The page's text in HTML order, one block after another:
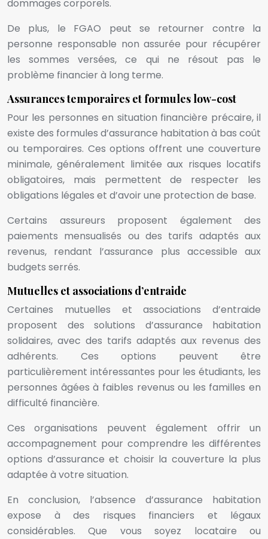
dommages corporels.
De plus, le FGAO peut se retourner contre la
personne responsable non assurée pour récupérer
les sommes versées, ce qui ne résout pas le
problème financier à long terme.
Assurances temporaires et formules low-cost
Pour les personnes en situation financière précaire, il
existe des formules d’assurance habitation à bas coût
ou temporaires. Ces options offrent une couverture
minimale, généralement limitée aux risques locatifs
obligatoires, mais permettent de respecter les
obligations légales et d’avoir une protection de base.
Certains assureurs proposent également des
paiements mensualisés ou des tarifs adaptés aux
revenus, rendant l’assurance plus accessible aux
budgets serrés.
Mutuelles et associations d’entraide
Certaines mutuelles et associations d’entraide
proposent des solutions d’assurance habitation
solidaires, avec des tarifs adaptés aux revenus des
adhérents. Ces options peuvent être
particulièrement intéressantes pour les étudiants, les
personnes âgées à faibles revenus ou les familles en
difficulté financière.
Ces organisations peuvent également offrir un
accompagnement pour comprendre les différentes
options d’assurance et choisir la couverture la plus
adaptée à votre situation.
En conclusion, l’absence d’assurance habitation
expose à des risques financiers et légaux
considérables. Que vous soyez locataire ou